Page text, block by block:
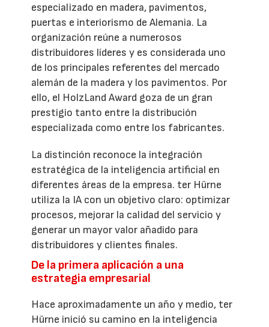
especializado en madera, pavimentos,
puertas e interiorismo de Alemania. La
organización reúne a numerosos
distribuidores líderes y es considerada uno
de los principales referentes del mercado
alemán de la madera y los pavimentos. Por
ello, el HolzLand Award goza de un gran
prestigio tanto entre la distribución
especializada como entre los fabricantes.
La distinción reconoce la integración
estratégica de la inteligencia artificial en
diferentes áreas de la empresa. ter Hürne
utiliza la IA con un objetivo claro: optimizar
procesos, mejorar la calidad del servicio y
generar un mayor valor añadido para
distribuidores y clientes finales.
De la primera aplicación a una
estrategia empresarial
Hace aproximadamente un año y medio, ter
Hürne inició su camino en la inteligencia